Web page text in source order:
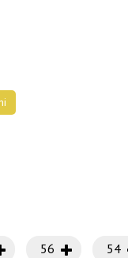
56 54